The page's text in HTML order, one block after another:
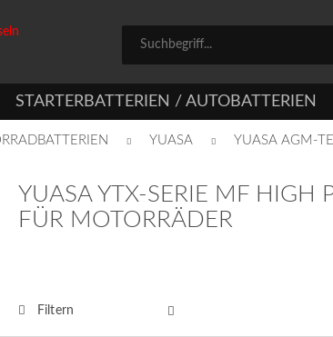
STARTERBATTERIEN / AUTOBATTERIEN
YUASA YUASA AGM-
YUASA YTX-SERIE MF HIGH
FÜR MOTORRÄDER
Filtern